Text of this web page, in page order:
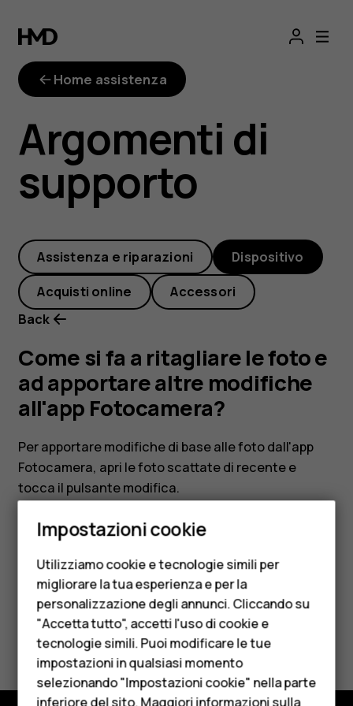
Come
si
fa
a
ritagliare
le
foto
e
ad
apportare
altre
modifiche
all'app
Fotocamera?
Smartphone
Cellulari
Telefoni per anziani
Accessori
HMD Terra M
Per le imprese
Home assistenza
Argomenti di
supporto
Assistenza e riparazioni Dispositivo
Acquisti online
Accessori
Back
Come si fa a ritagliare le foto e
ad apportare altre modifiche
all'app Fotocamera?
Per apportare modifiche di base alle foto dall'app
Fotocamera, apri le foto scattate di recente e
tocca il pulsante modifica.
Ti è stato d'aiuto?
Sì No
Impostazioni cookie
Utilizziamo cookie e tecnologie simili per
migliorare la tua esperienza e per la
personalizzazione degli annunci. Cliccando su
"Accetta tutto", accetti l'uso di cookie e
tecnologie simili. Puoi modificare le tue
impostazioni in qualsiasi momento
selezionando "Impostazioni cookie" nella parte
inferiore del sito. Maggiori informazioni sulla